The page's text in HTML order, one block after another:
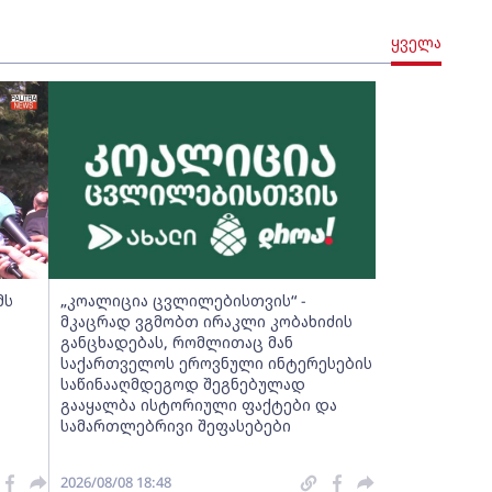
ყველა
„კოალიცია ცვლილებისთვის“ -
მკაცრად ვგმობთ ირაკლი კობახიძის
განცხადებას, რომლითაც მან
საქართველოს ეროვნული ინტერესების
საწინააღმდეგოდ შეგნებულად
გააყალბა ისტორიული ფაქტები და
სამართლებრივი შეფასებები
2026/08/08 18:48